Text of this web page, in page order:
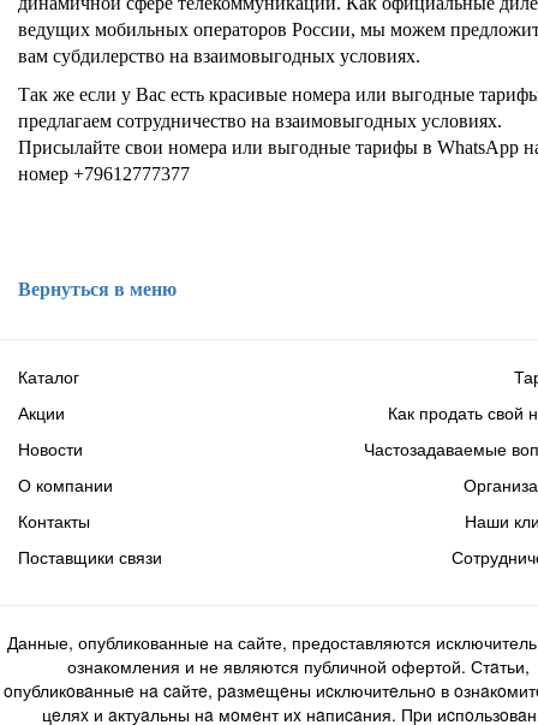
ведущих мобильных операторов России, мы можем
вам субдилерство на взаимовыгодных условиях.
Так же если у Вас есть красивые номера или выгодные
предлагаем сотрудничество на взаимовыгодных условиях.
Присылайте свои номера или выгодные тарифы в WhatsApp
номер +79612777377
Вернуться в меню
Каталог
Акции
Новости
Как продать свой
Частозадаваемые
О компании
Контакты
Поставщики связи
Наши
Данные, опубликованные на сайте, предоставляются
ознакомления и не являются публичной офертой. Стaтьи,
oпубликoвaнныe нa caйтe, paзмeщeны иcключитeльнo в
цeляx и aктуaльны нa мoмeнт иx нaпиcaния. Пpи